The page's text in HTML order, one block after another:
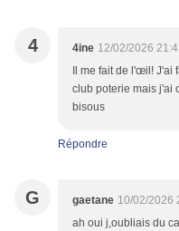
4 4ine 12/02/2026
Il me fait de l'œil!
club poterie mais j'ai
bisous
Répondre
G gaetane 10/02/2026
ah oui j,oubliais du